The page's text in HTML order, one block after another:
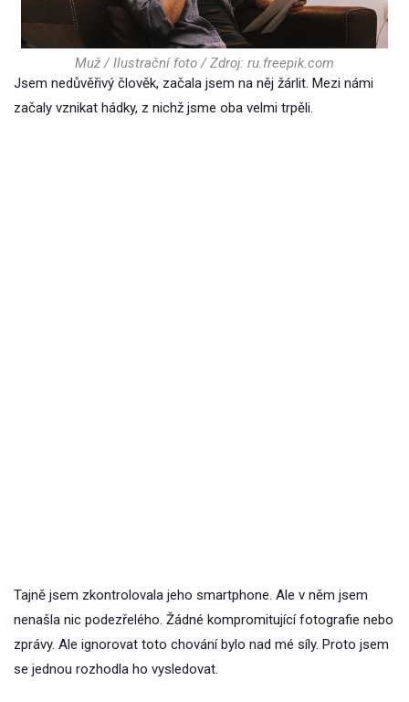
Muž / Ilustrační foto / Zdroj: ru.freepik.com
Jsem nedůvěřivý člověk, začala jsem na něj žárlit. Mezi námi
začaly vznikat hádky, z nichž jsme oba velmi trpěli.
Tajně jsem zkontrolovala jeho smartphone. Ale v něm jsem
nenašla nic podezřelého. Žádné kompromitující fotografie nebo
zprávy. Ale ignorovat toto chování bylo nad mé síly. Proto jsem
se jednou rozhodla ho vysledovat.